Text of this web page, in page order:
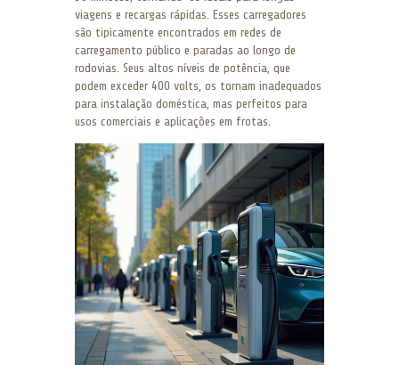
viagens e recargas rápidas. Esses carregadores
são tipicamente encontrados em redes de
carregamento público e paradas ao longo de
rodovias. Seus altos níveis de potência, que
podem exceder 400 volts, os tornam inadequados
para instalação doméstica, mas perfeitos para
usos comerciais e aplicações em frotas.